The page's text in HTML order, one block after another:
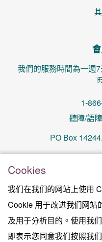
Cookies
我们在我们的网站上使用
Cookie 用于改进我们网站
及用于分析目的。使用我
即表示您同意我们按照我
我們的服務時間為一週
1-
聽障/語
PO Box
更新日期
Terms of Use